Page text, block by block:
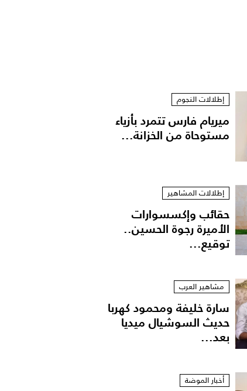
إطلالات النجوم
ميريام فارس تتمرد بأزياء
مستوحاة من الخزانة...
إطلالات المشاهير
حقائب وإكسسوارات
الأميرة رجوة الحسين..
توقيع...
مشاهير العرب
سارة خليفة ومحمود كهربا
حديث السوشيال ميديا
بعد...
أخبار الموضة